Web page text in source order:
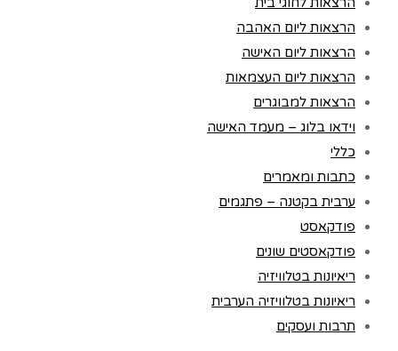
הרצאות ליום האהבה
הרצאות ליום האישה
הרצאות ליום העצמאות
הרצאות למבוגרים
וידאו בלוג – מעמד האישה
כללי
כתבות ומאמרים
ערבית בקטנה – פתגמים
פודקאסט
פודקאסטים שונים
ריאיונות בטלוויזיה
ריאיונות בטלוויזיה הערבית
תרבות ועסקים